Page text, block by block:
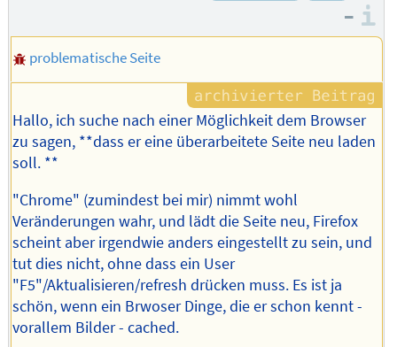
–
problematische Seite
Hallo, ich suche nach einer Möglichkeit dem Browser
zu sagen, **dass er eine überarbeitete Seite neu laden
soll. **
"Chrome" (zumindest bei mir) nimmt wohl
Veränderungen wahr, und lädt die Seite neu, Firefox
scheint aber irgendwie anders eingestellt zu sein, und
tut dies nicht, ohne dass ein User
"F5"/Aktualisieren/refresh drücken muss. Es ist ja
schön, wenn ein Brwoser Dinge, die er schon kennt -
vorallem Bilder - cached.